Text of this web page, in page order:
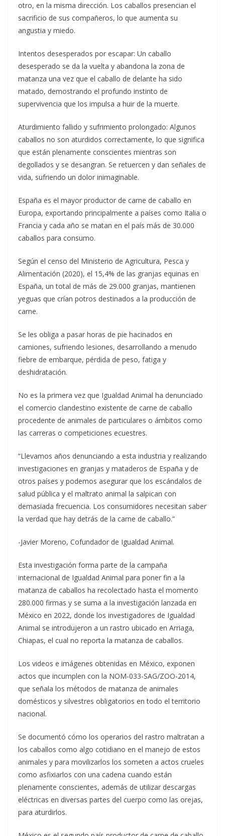
otro, en la misma dirección. Los caballos presencian el
sacrificio de sus compañeros, lo que aumenta su
angustia y miedo.
Intentos desesperados por escapar: Un caballo
desesperado se da la vuelta y abandona la zona de
matanza una vez que el caballo de delante ha sido
matado, demostrando el profundo instinto de
supervivencia que los impulsa a huir de la muerte.
Aturdimiento fallido y sufrimiento prolongado: Algunos
caballos no son aturdidos correctamente, lo que significa
que están plenamente conscientes mientras son
degollados y se desangran. Se retuercen y dan señales de
vida, sufriendo un dolor inimaginable.
España es el mayor productor de carne de caballo en
Europa, exportando principalmente a países como Italia o
Francia y cada año se matan en el país más de 30.000
caballos para consumo.
Según el censo del Ministerio de Agricultura, Pesca y
Alimentación (2020), el 15,4% de las granjas equinas en
España, un total de más de 29.000 granjas, mantienen
yeguas que crían potros destinados a la producción de
carne.
Se les obliga a pasar horas de pie hacinados en
camiones, sufriendo lesiones, desarrollando a menudo
fiebre de embarque, pérdida de peso, fatiga y
deshidratación.
No es la primera vez que Igualdad Animal ha denunciado
el comercio clandestino existente de carne de caballo
procedente de animales de particulares o ámbitos como
las carreras o competiciones ecuestres.
“Llevamos años denunciando a esta industria y realizando
investigaciones en granjas y mataderos de España y de
otros países y podemos asegurar que los escándalos de
salud pública y el maltrato animal la salpican con
demasiada frecuencia. Los consumidores necesitan saber
la verdad que hay detrás de la carne de caballo.”
-Javier Moreno, Cofundador de Igualdad Animal.
Esta investigación forma parte de la campaña
internacional de Igualdad Animal para poner fin a la
matanza de caballos ha recolectado hasta el momento
280.000 firmas y se suma a la investigación lanzada en
México en 2022, donde los investigadores de Igualdad
Animal se introdujeron a un rastro ubicado en Arriaga,
Chiapas, el cual no reporta la matanza de caballos.
Los videos e imágenes obtenidas en México, exponen
actos que incumplen con la NOM-033-SAG/ZOO-2014,
que señala los métodos de matanza de animales
domésticos y silvestres obligatorios en todo el territorio
nacional.
Se documentó cómo los operarios del rastro maltratan a
los caballos como algo cotidiano en el manejo de estos
animales y para movilizarlos los someten a actos crueles
como asfixiarlos con una cadena cuando están
plenamente conscientes, además de utilizar descargas
eléctricas en diversas partes del cuerpo como las orejas,
para aturdirlos.